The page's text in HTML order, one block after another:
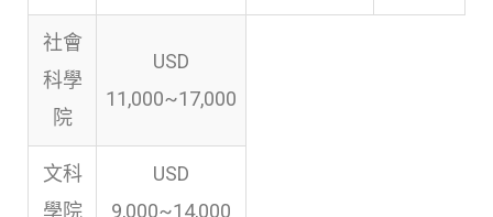
社會
科學
院
USD
11,000~17,000
文科
學院
USD
9,000~14,000